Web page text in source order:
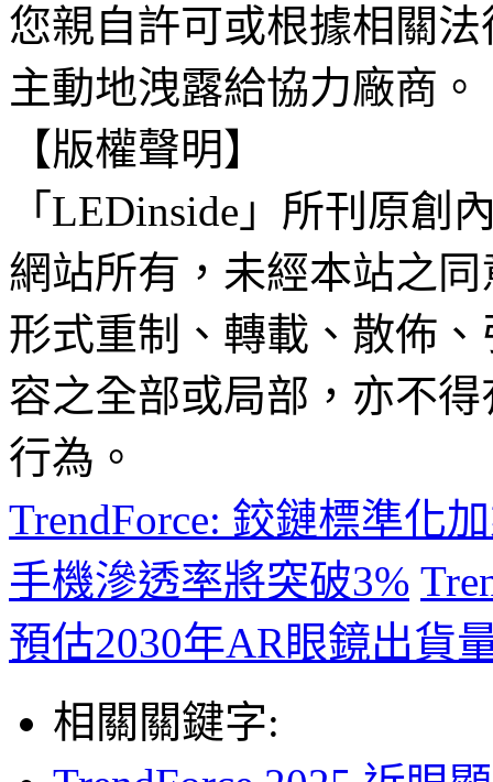
您親自許可或根據相關
主動地洩露給協力廠商。
【版權聲明】
「LEDinside」所刊原創
網站所有，未經本站之
形式重制、轉載、散佈
容之全部或局部，亦不
行為。
TrendForce: 鉸鏈標準化
手機滲透率將突破3%
預估2030年AR眼鏡出貨
相關關鍵字: